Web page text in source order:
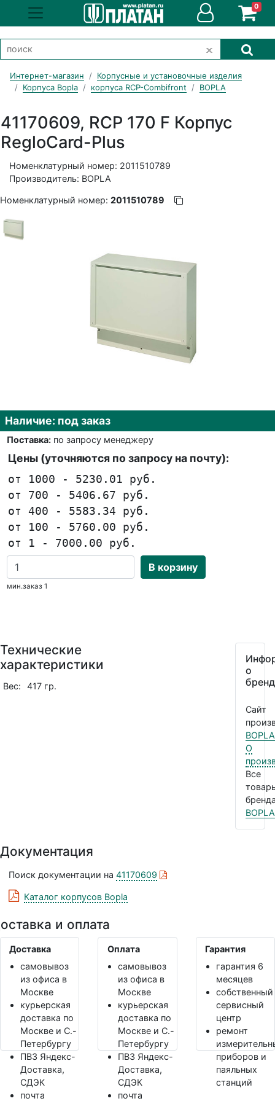
0
Интернет-магазин
Корпусные и установочные изделия
Корпуса Bopla
корпуса RCP-Combifront BOPLA
41170609, RCP 170 F Корпус
RegloCard-Plus
Номенклатурный номер: 2011510789
Производитель: BOPLA
Номенклатурный номер: 2011510789
Наличие: под заказ
Поставка:по запросу менеджеру
Цены (уточняются по запросу на почту):
от 1000 - 5230.01 руб.
от 700 - 5406.67 руб.
от 400 - 5583.34 руб.
от 100 - 5760.00 руб.
от 1 - 7000.00 руб.
В корзину
мин.заказ 1
Технические
характеристики
Вес: 417 гр.
о
Сайт
BOPLA
О
Все
BOPLA
Документация
Поиск документации на41170609
Каталог корпусов Bopla
и оплата
Доставка
самовывоз
из офиса в
Москве
курьерская
доставка по
Москве и С.-
Петербургу
ПВЗ Яндекс-
Доставка,
СДЭК
почта
Оплата
самовывоз
из офиса в
Москве
курьерская
доставка по
Москве и С.-
Петербургу
ПВЗ Яндекс-
Доставка,
СДЭК
почта
Гарантия
гарантия 6
месяцев
собственный
сервисный
центр
ремонт
приборов и
паяльных
станций